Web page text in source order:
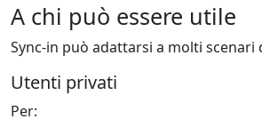
A chi può essere utile
Sync-in può adattarsi a molti scenari
Utenti privati
Per: